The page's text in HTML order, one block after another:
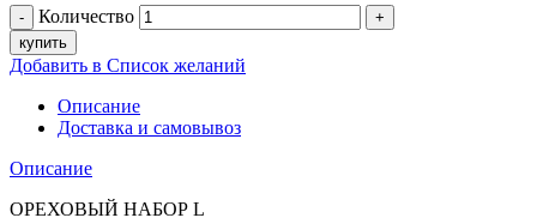
Количество
купить
Добавить в Список желаний
Описание
Доставка и самовывоз
Описание
ОРЕХОВЫЙ НАБОР L